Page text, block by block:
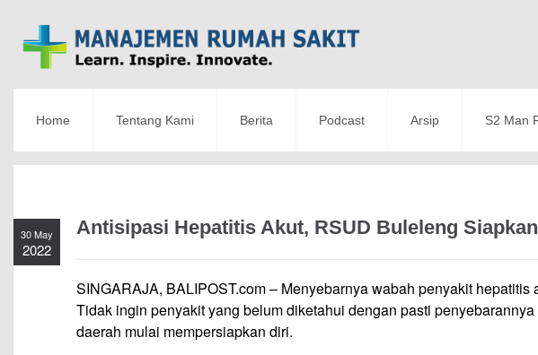
Home Tentang Kami Berita Podcast Arsip S2 Man
30 May
2022
Antisipasi Hepatitis Akut, RSUD Buleleng
SINGARAJA, BALIPOST.com – Menyebarnya wabah penyakit
Tidak ingin penyakit yang belum diketahui dengan pasti
daerah mulai mempersiapkan diri.